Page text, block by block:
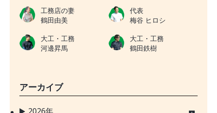
工務店の妻
鶴田由美
代表
梅谷 ヒロシ
大工・工務
河邊昇馬
大工・工務
鶴田鉄樹
アーカイブ